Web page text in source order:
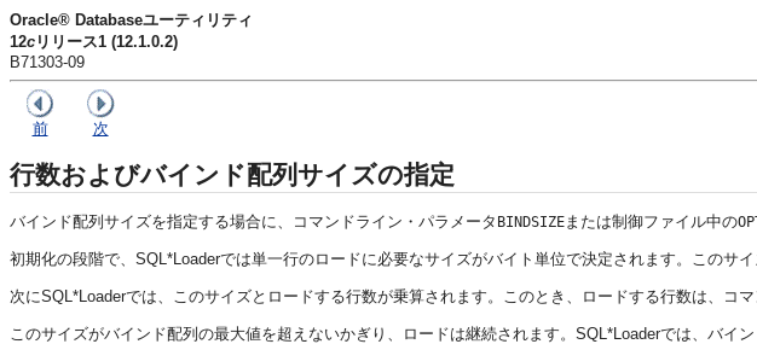
Oracle® Databaseユーティリティ
12c リリース1 (12.1.0.2)
B71303-09
前 次
行数およびバインド配列サイズの指定
バインド配列サイズを指定する場合に、コマンドライン・パラメータ BINDSIZE または制御ファイル中の
初期化の段階で、SQL*Loaderでは単一行のロードに必要なサイズがバイト単位で決定されます。このサ
次にSQL*Loaderでは、このサイズとロードする行数が乗算されます。このとき、ロードする行数は、コ
このサイズがバインド配列の最大値を超えないかぎり、ロードは継続されます。SQL*Loaderでは、バイ